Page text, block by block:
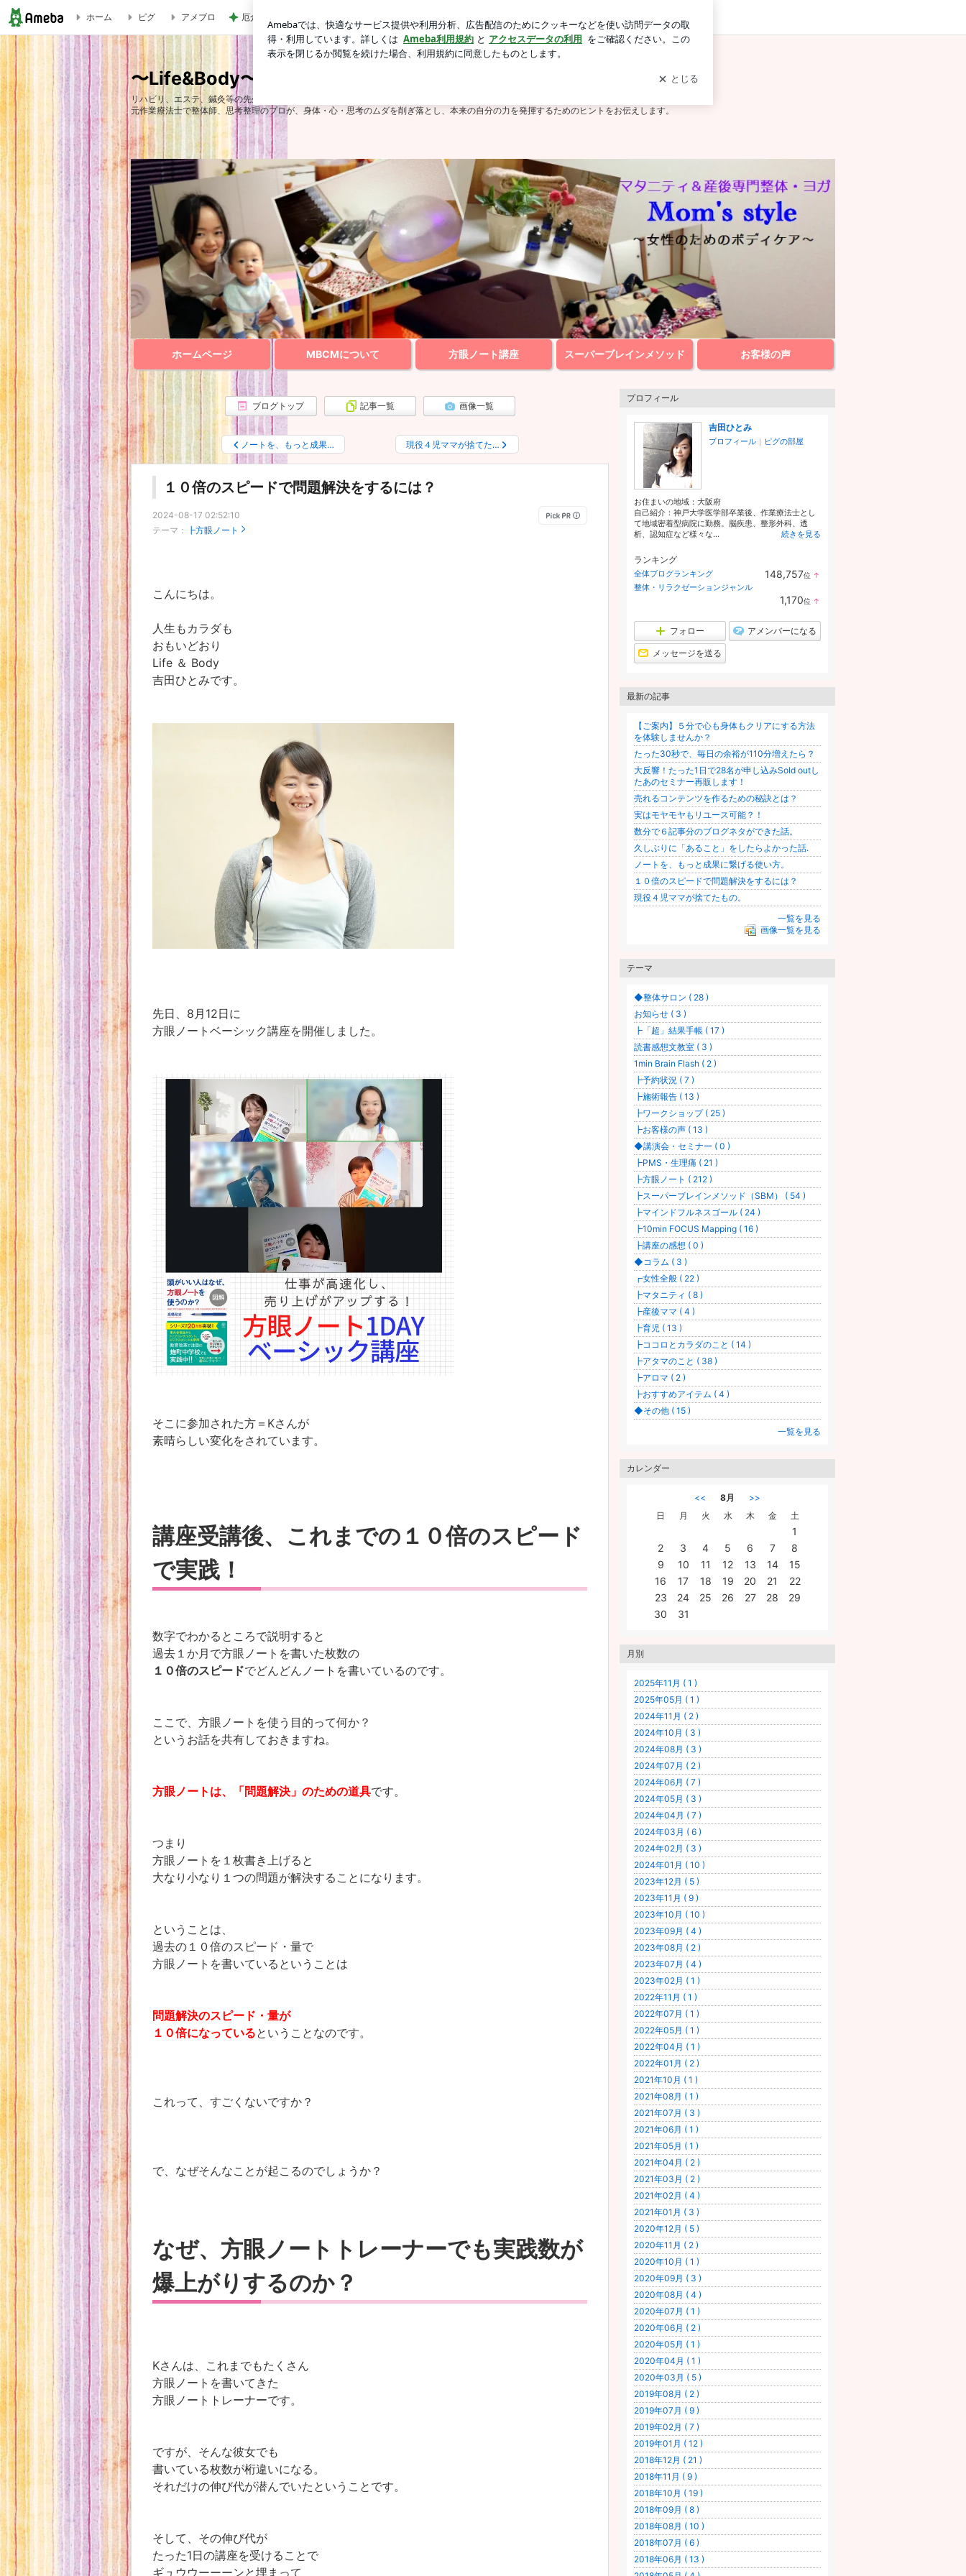
１０倍のスピードで問題解決をするには？ | 〜Life&Body〜 人生もカラダも生まれ変わる７つの魔法
ホーム ピグ アメブロ 厄介な父の持込み禁止カイロ要求 ログイン
〜Life&Body〜 人生もカラダも生まれ変わる７つの魔法
リハビリ、エステ、鍼灸等の先生方が「クライアントが自ら変わる力」を育てられれば相手の人生が変わる！
元作業療法士で整体師、思考整理のプロが、身体・心・思考のムダを削ぎ落とし、本来の自分の力を発揮するためのヒントをお伝えします。
ブログトップ 記事一覧 画像一覧
ノートを、もっと成果… 現役４児ママが捨てた…
１０倍のスピードで問題解決をするには？
2024-08-17 02:52:10
テーマ：
┣方眼ノート
こんにちは。
人生もカラダも
おもいどおり
Life ＆ Body
吉田ひとみです。
先日、8月12日に
方眼ノートベーシック講座を開催しました。
そこに参加された方＝Kさんが
素晴らしい変化をされています。
講座受講後、これまでの１０倍のスピード
で実践！
数字でわかるところで説明すると
過去１か月で方眼ノートを書いた枚数の
１０倍のスピードでどんどんノートを書いているのです。
ここで、方眼ノートを使う目的って何か？
というお話を共有しておきますね。
方眼ノートは、「問題解決」のための道具です。
つまり
方眼ノートを１枚書き上げると
大なり小なり１つの問題が解決することになります。
ということは、
過去の１０倍のスピード・量で
方眼ノートを書いているということは
問題解決のスピード・量が
１０倍になっているということなのです。
これって、すごくないですか？
で、なぜそんなことが起こるのでしょうか？
なぜ、方眼ノートトレーナーでも実践数が
爆上がりするのか？
Kさんは、これまでもたくさん
方眼ノートを書いてきた
方眼ノートトレーナーです。
ですが、そんな彼女でも
書いている枚数が桁違いになる。
それだけの伸び代が潜んでいたということです。
そして、その伸び代が
たった1日の講座を受けることで
ギュウウーーーンと埋まって
プロフィール
吉田ひとみ
プロフィール ｜ ピグの部屋
お住まいの地域： 大阪府
自己紹介：神戸大学医学部卒業後、作業療法士とし
て地域密着型病院に勤務。脳疾患、整形外科、透
析、認知症など様々な...
続きを見る
ランキング
全体ブログランキング 148,757位 ↑
グ
昇
整体・リラクゼーションジャンル
1,170位 ↑
フォロー アメンバーになる
メッセージを送る
最新の記事
【ご案内】５分で心も身体もクリアにする方法
を体験しませんか？
たった30秒で、毎日の余裕が110分増えたら？
大反響！たった1日で28名が申し込みSold outし
たあのセミナー再販します！
売れるコンテンツを作るための秘訣とは？
実はモヤモヤもリユース可能？！
数分で６記事分のブログネタができた話。
久しぶりに「あること」をしたらよかった話.
ノートを、もっと成果に繋げる使い方。
１０倍のスピードで問題解決をするには？
現役４児ママが捨てたもの。
一覧を見る
画像一覧を見る
テーマ
◆整体サロン ( 28 )
お知らせ ( 3 )
┣「超」結果手帳 ( 17 )
読書感想文教室 ( 3 )
1min Brain Flash ( 2 )
┣予約状況 ( 7 )
┣施術報告 ( 13 )
┣ワークショップ ( 25 )
┣お客様の声 ( 13 )
◆講演会・セミナー ( 0 )
┣PMS・生理痛 ( 21 )
┣方眼ノート ( 212 )
┣スーパーブレインメソッド（SBM） ( 54 )
┣マインドフルネスゴール ( 24 )
┣10min FOCUS Mapping ( 16 )
┣講座の感想 ( 0 )
◆コラム ( 3 )
┏女性全般 ( 22 )
┣マタニティ ( 8 )
┣産後ママ ( 4 )
┣育児 ( 13 )
┣ココロとカラダのこと ( 14 )
┣アタマのこと ( 38 )
┣アロマ ( 2 )
┣おすすめアイテム ( 4 )
◆その他 ( 15 )
一覧を見る
カレンダー
<< 8月
>>
日
月 火 水 木 金 土
1
2
3 4 5 6 7
8
9
10 11 12 13 14
15
16
17 18 19 20 21
22
23
24 25 26 27 28
29
30
31
月別
2025年11月 ( 1 )
2025年05月 ( 1 )
2024年11月 ( 2 )
2024年10月 ( 3 )
2024年08月 ( 3 )
2024年07月 ( 2 )
2024年06月 ( 7 )
2024年05月 ( 3 )
2024年04月 ( 7 )
2024年03月 ( 6 )
2024年02月 ( 3 )
2024年01月 ( 10 )
2023年12月 ( 5 )
2023年11月 ( 9 )
2023年10月 ( 10 )
2023年09月 ( 4 )
2023年08月 ( 2 )
2023年07月 ( 4 )
2023年02月 ( 1 )
2022年11月 ( 1 )
2022年07月 ( 1 )
2022年05月 ( 1 )
2022年04月 ( 1 )
2022年01月 ( 2 )
2021年10月 ( 1 )
2021年08月 ( 1 )
2021年07月 ( 3 )
2021年06月 ( 1 )
2021年05月 ( 1 )
2021年04月 ( 2 )
2021年03月 ( 2 )
2021年02月 ( 4 )
2021年01月 ( 3 )
2020年12月 ( 5 )
2020年11月 ( 2 )
2020年10月 ( 1 )
2020年09月 ( 3 )
2020年08月 ( 4 )
2020年07月 ( 1 )
2020年06月 ( 2 )
2020年05月 ( 1 )
2020年04月 ( 1 )
2020年03月 ( 5 )
2019年08月 ( 2 )
2019年07月 ( 9 )
2019年02月 ( 7 )
2019年01月 ( 12 )
2018年12月 ( 21 )
2018年11月 ( 9 )
2018年10月 ( 19 )
2018年09月 ( 8 )
2018年08月 ( 10 )
2018年07月 ( 6 )
2018年06月 ( 13 )
ホームページ MBCMについて 方眼ノート講座 スーパーブレインメソッド お客様の声